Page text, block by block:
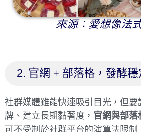
來源：愛想像法
2. 官網 + 部落格，發酵穩
社群媒體雖能快速吸引目光，但要
牌、建立長期黏著度， 官網與部落
可不受制於社群平台的演算法限制